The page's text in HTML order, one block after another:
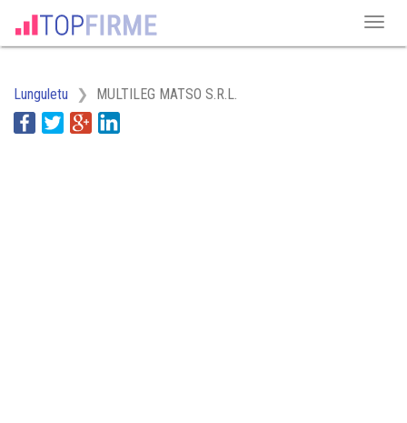
Lunguletu MULTILEG MATSO S.R.L.